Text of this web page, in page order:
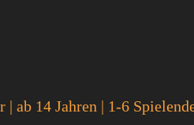
ab 14 Jahren | 1-6